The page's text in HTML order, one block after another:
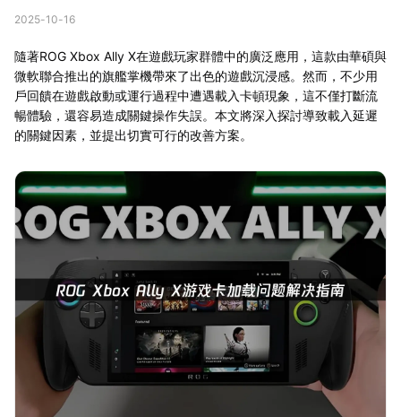
2025-10-16
隨著ROG Xbox Ally X在遊戲玩家群體中的廣泛應用，這款由華碩與
微軟聯合推出的旗艦掌機帶來了出色的遊戲沉浸感。然而，不少用
戶回饋在遊戲啟動或運行過程中遭遇載入卡頓現象，這不僅打斷流
暢體驗，還容易造成關鍵操作失誤。本文將深入探討導致載入延遲
的關鍵因素，並提出切實可行的改善方案。